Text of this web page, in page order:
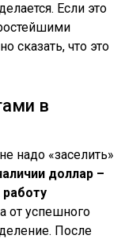
Если это
сказать, что это
в
надо «заселить»
доллар –
от успешного
После